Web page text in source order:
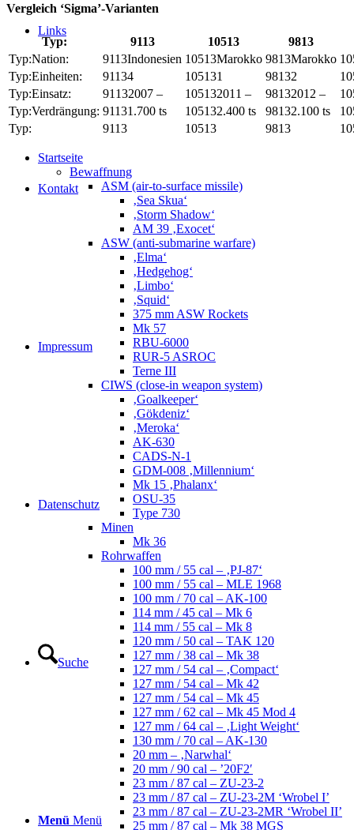
Links
Kontakt
Impressum
Datenschutz
Suche
Menü Menü
Vergleich ‘Sigma’-Varianten
Typ: 9113 10513
9813
Nation:
Indonesien Marokko
Marokko
Einheiten:
4 1
2
Einsatz:
2007 – 2011 –
2012 –
Verdrängung:
1.700 ts 2.400 ts 2.100 ts
Startseite
Bewaffnung
ASM (air-to-surface missile)
‚Sea Skua‘
‚Storm Shadow‘
AM 39 ‚Exocet‘
ASW (anti-submarine warfare)
‚Elma‘
‚Hedgehog‘
‚Limbo‘
‚Squid‘
375 mm ASW Rockets
Mk 57
RBU-6000
RUR-5 ASROC
Terne III
CIWS (close-in weapon system)
‚Goalkeeper‘
‚Gökdeniz‘
‚Meroka‘
AK-630
CADS-N-1
GDM-008 ‚Millennium‘
Mk 15 ‚Phalanx‘
OSU-35
Type 730
Minen
Mk 36
Rohrwaffen
100 mm / 55 cal – ‚PJ-87‘
100 mm / 55 cal – MLE 1968
100 mm / 70 cal – AK-100
114 mm / 45 cal – Mk 6
114 mm / 55 cal – Mk 8
120 mm / 50 cal – TAK 120
127 mm / 38 cal – Mk 38
127 mm / 54 cal – ‚Compact‘
127 mm / 54 cal – Mk 42
127 mm / 54 cal – Mk 45
127 mm / 62 cal – Mk 45 Mod 4
127 mm / 64 cal – ‚Light Weight‘
130 mm / 70 cal – AK-130
20 mm – ‚Narwhal‘
20 mm / 90 cal – ’20F2′
23 mm / 87 cal – ZU-23-2
23 mm / 87 cal – ZU-23-2M ‘Wrobel I’
23 mm / 87 cal – ZU-23-2MR ‘Wrobel II’
25 mm / 87 cal – Mk 38 MGS